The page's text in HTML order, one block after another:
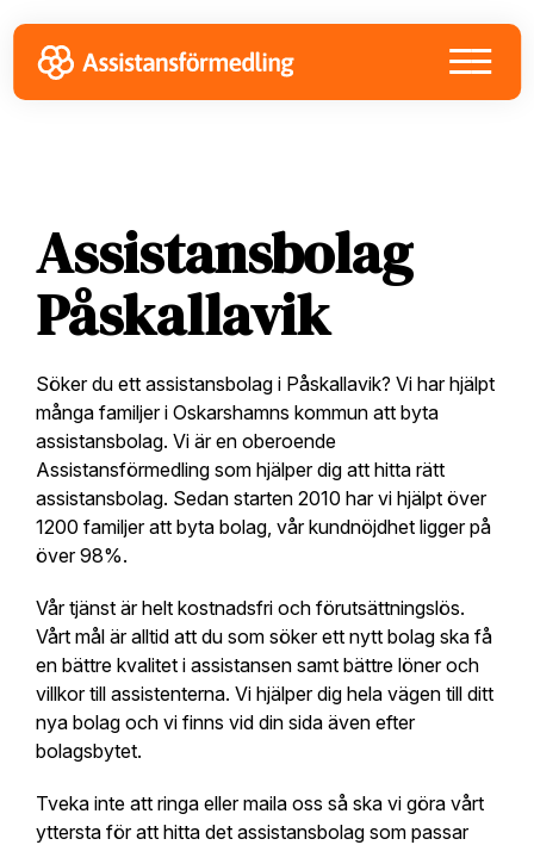
to
primary
navigation
to
main
content
to
footer
Assistansbolag
Påskallavik
Söker du ett assistansbolag i Påskallavik? Vi har hjälpt
många familjer i Oskarshamns kommun att byta
assistansbolag. Vi är en oberoende
Assistansförmedling som hjälper dig att hitta rätt
assistansbolag. Sedan starten 2010 har vi hjälpt över
1200 familjer att byta bolag, vår kundnöjdhet ligger på
över 98%.
Vår tjänst är helt kostnadsfri och förutsättningslös.
Vårt mål är alltid att du som söker ett nytt bolag ska få
en bättre kvalitet i assistansen samt bättre löner och
villkor till assistenterna. Vi hjälper dig hela vägen till ditt
nya bolag och vi finns vid din sida även efter
bolagsbytet.
Tveka inte att ringa eller maila oss så ska vi göra vårt
yttersta för att hitta det assistansbolag som passar